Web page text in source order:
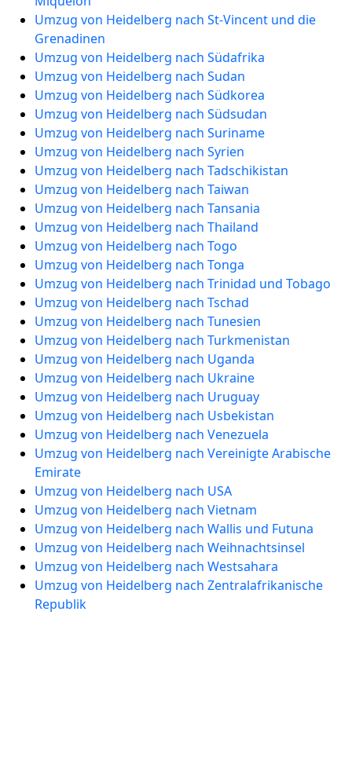
Umzug von Heidelberg nach St-Vincent und die
Grenadinen
Umzug von Heidelberg nach Südafrika
Umzug von Heidelberg nach Sudan
Umzug von Heidelberg nach Südkorea
Umzug von Heidelberg nach Südsudan
Umzug von Heidelberg nach Suriname
Umzug von Heidelberg nach Syrien
Umzug von Heidelberg nach Tadschikistan
Umzug von Heidelberg nach Taiwan
Umzug von Heidelberg nach Tansania
Umzug von Heidelberg nach Thailand
Umzug von Heidelberg nach Togo
Umzug von Heidelberg nach Tonga
Umzug von Heidelberg nach Trinidad und Tobago
Umzug von Heidelberg nach Tschad
Umzug von Heidelberg nach Tunesien
Umzug von Heidelberg nach Turkmenistan
Umzug von Heidelberg nach Uganda
Umzug von Heidelberg nach Ukraine
Umzug von Heidelberg nach Uruguay
Umzug von Heidelberg nach Usbekistan
Umzug von Heidelberg nach Venezuela
Umzug von Heidelberg nach Vereinigte Arabische
Emirate
Umzug von Heidelberg nach USA
Umzug von Heidelberg nach Vietnam
Umzug von Heidelberg nach Wallis und Futuna
Umzug von Heidelberg nach Weihnachtsinsel
Umzug von Heidelberg nach Westsahara
Umzug von Heidelberg nach Zentralafrikanische
Republik